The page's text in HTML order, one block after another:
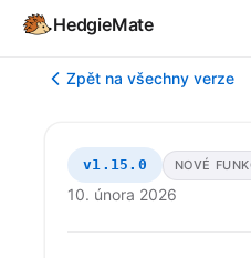
HedgieMate
Zpět na všechny verze
v1.15.0 NOVÉ
10. února 2026